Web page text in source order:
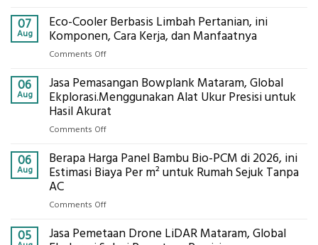
Sondir
Tanah
Eksplorasi
Pastikan
Pondasi
Kokoh
07
Aug
Eco-Cooler Berbasis Limbah Pertanian, ini
Komponen, Cara Kerja, dan Manfaatnya
Comments Offon
Cooler
Berbasis
Limbah
Cara
Kerja,
Manfaatnya
06
Aug
Jasa Pemasangan Bowplank Mataram, Global
Ekplorasi.Menggunakan Alat Ukur Presisi untuk
Hasil Akurat
Comments Offon
Pemasangan
Bowplank
Ukur
06
Aug
Berapa Harga Panel Bambu Bio-PCM di 2026, ini
Estimasi Biaya Per m² untuk Rumah Sejuk Tanpa
AC
Comments Offon
Harga
05
Jasa Pemetaan Drone LiDAR Mataram, Global